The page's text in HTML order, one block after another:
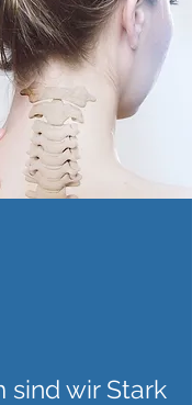
sind wir Stark